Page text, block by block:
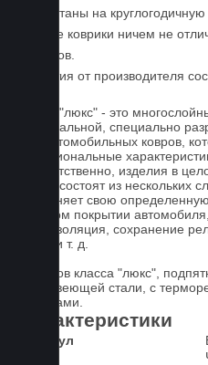
рассчитаны на
данные коврики ничем не
ковриков.
Гарантия от производителя
Ковры "люкс" - это
оригинальной, специально
для автомобильных ковров,
функциональные
соответственно, изделия в
Ковры состоят из нескольких
выполняет свою
штатном покрытии
звукоизоляция, сохранение
ковра и т. д.
У ковров класса "люкс",
нержавеющей стали, с
вставками.
Характеристики
Артикул